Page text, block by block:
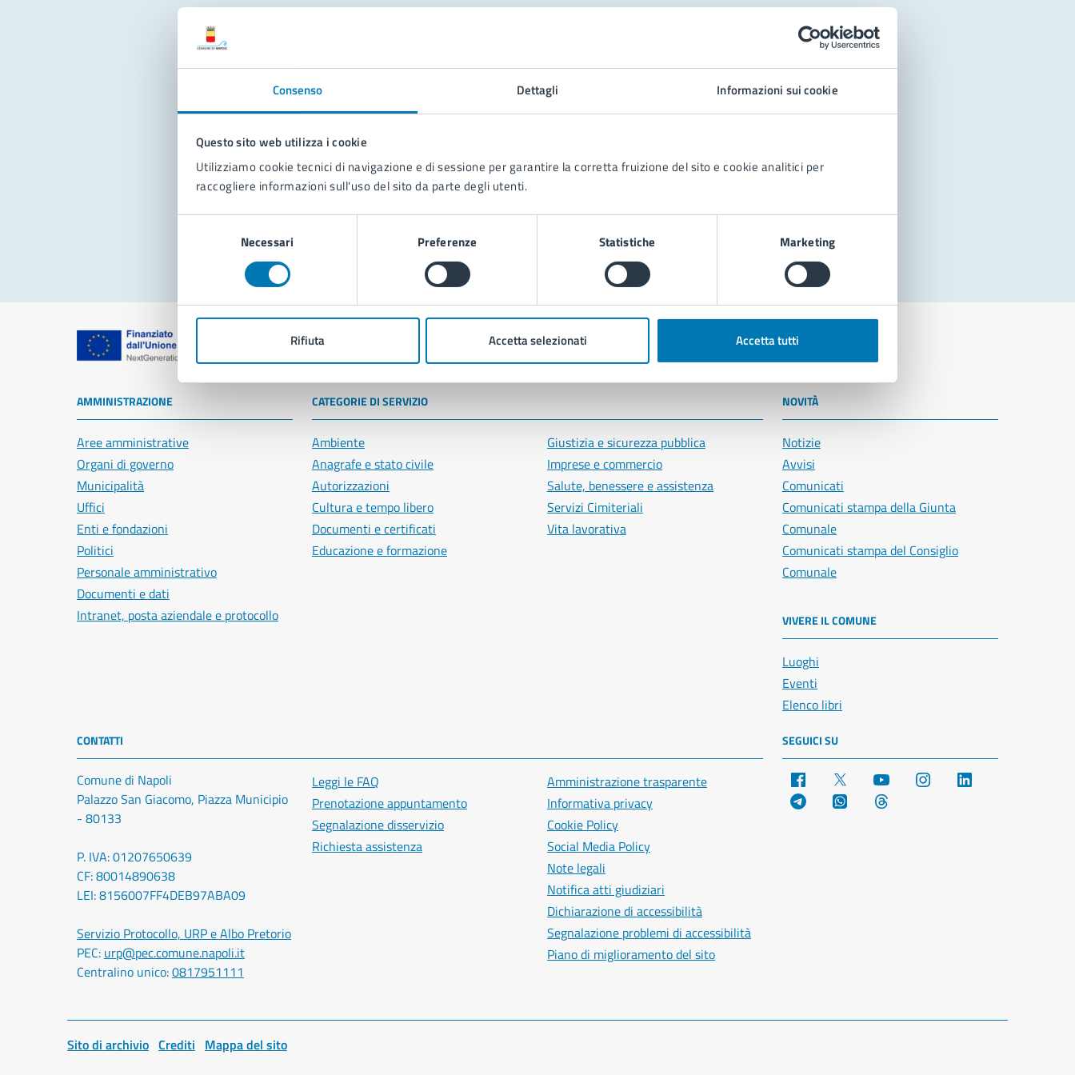
Consenso Dettagli Informazioni sui cookie
Questo sito web utilizza i cookie
Utilizziamo cookie tecnici di navigazione e di sessione per garantire la corretta fruizione del sito e cookie analitici per
raccogliere informazioni sull'uso del sito da parte degli utenti.
Necessari Preferenze Statistiche Marketing
Rifiuta Accetta selezionati Accetta tutti
Problemi in città
Segnala disservizio
Comune di Napoli
AMMINISTRAZIONE
Aree amministrative
Organi di governo
Municipalità
Uffici
Enti e fondazioni
Politici
Personale amministrativo
Documenti e dati
Intranet, posta aziendale e protocollo
CATEGORIE DI SERVIZIO
Ambiente
Anagrafe e stato civile
Autorizzazioni
Cultura e tempo libero
Documenti e certificati
Educazione e formazione
Giustizia e sicurezza pubblica
Imprese e commercio
Salute, benessere e assistenza
Servizi Cimiteriali
Vita lavorativa
NOVITÀ
Notizie
Avvisi
Comunicati
Comunicati stampa della Giunta
Comunale
Comunicati stampa del Consiglio
Comunale
VIVERE IL COMUNE
Luoghi
Eventi
Elenco libri
CONTATTI
Comune di Napoli
Palazzo San Giacomo, Piazza Municipio
- 80133
P. IVA: 01207650639
CF: 80014890638
LEI: 8156007FF4DEB97ABA09
Servizio Protocollo, URP e Albo Pretorio
PEC: urp@pec.comune.napoli.it
Centralino unico:0817951111
Leggi le FAQ
Prenotazione appuntamento
Segnalazione disservizio
Richiesta assistenza
Amministrazione trasparente
Informativa privacy
Cookie Policy
Social Media Policy
Note legali
Notifica atti giudiziari
Dichiarazione di accessibilità
Segnalazione problemi di accessibilità
Piano di miglioramento del sito
SEGUICI SU
Facebook YouTube Instagram
Telegram WhatsApp
Sito di archivio Crediti Mappa del sito